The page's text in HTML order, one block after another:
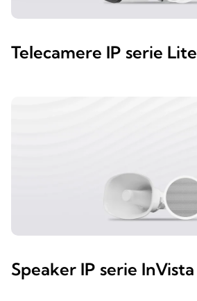
Telecamere IP serie Lite
Speaker IP serie InVista